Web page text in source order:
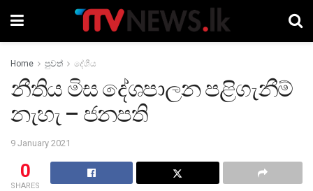
Home පුවත් දේශීය
නීතිය මිස දේශපාලන පළිගැනීම්
නැහැ – ජනපති
9 January 2021
0
SHARES